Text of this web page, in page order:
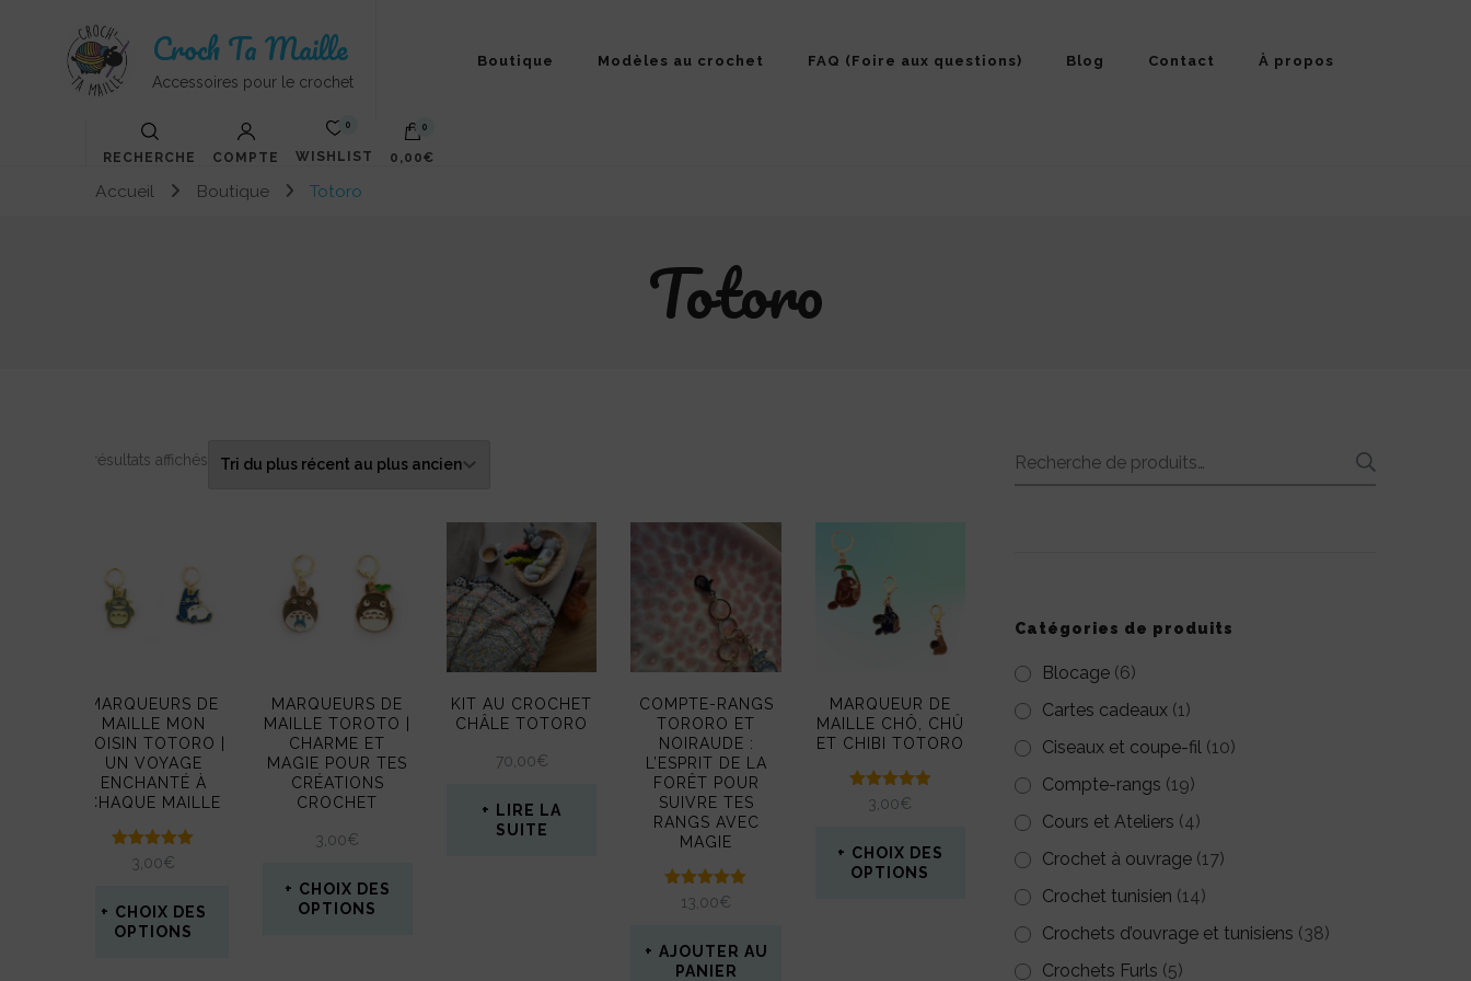
Croch Ta Maille
Accessoires pour le crochet
Boutique Modèles au crochet FAQ (Foire aux questions) Blog Contact À propos
RECHERCHE COMPTE
0
WISHLIST
0
0,00€
Accueil Boutique Totoro
Totoro
8 résultats affichés Trié
ancien
MARQUEURS DE
MAILLE MON
VOISIN TOTORO |
UN VOYAGE
ENCHANTÉ À
CHAQUE MAILLE
Note
3,00€
CHOIX DES
OPTIONS
MARQUEURS DE
MAILLE TOROTO |
CHARME ET
MAGIE POUR TES
CRÉATIONS
CROCHET
3,00€
CHOIX DES
OPTIONS
KIT AU CROCHET
CHÂLE TOTORO
70,00€
LIRE LA
SUITE
COMPTE-RANGS
TORORO ET
NOIRAUDE :
L’ESPRIT DE LA
FORÊT POUR
SUIVRE TES
RANGS AVEC
MAGIE
Note
5.00
13,00€
AJOUTER AU
PANIER
MARQUEUR DE
MAILLE CHÔ, CHÛ
ET CHIBI TOTORO
Note
3,00€
CHOIX DES
OPTIONS
Recherche
Catégories de produits
Blocage (6)
Cartes cadeaux (1)
Ciseaux et coupe-fil (10)
Compte-rangs (19)
Cours et Ateliers (4)
Crochet à ouvrage (17)
Crochet tunisien (14)
Crochets d’ouvrage et tunisiens (38)
Crochets Furls (5)